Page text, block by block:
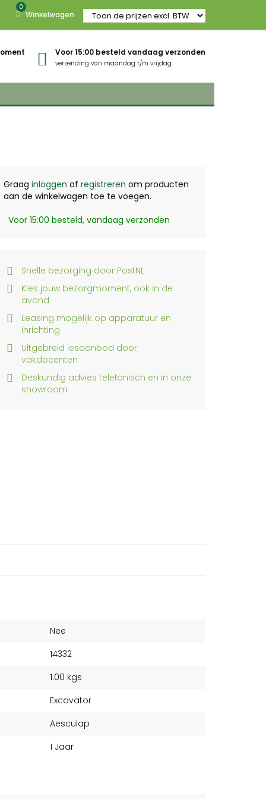
0
Winkelwagen
Voor 15:00 besteld vandaag verzonden
verzending van maandag t/m vrijdag
Graag inloggen of registreren om producten
aan de winkelwagen toe te voegen.
Voor 15:00 besteld, vandaag verzonden
Snelle bezorging door PostNL
Kies jouw bezorgmoment, ook in de
avond
Leasing mogelijk op apparatuur en
inrichting
Uitgebreid lesaanbod door
vakdocenten
Deskundig advies telefonisch en in onze
showroom
Nee
14332
1.00 kgs
Excavator
Aesculap
1 Jaar